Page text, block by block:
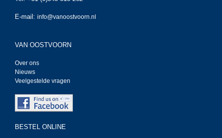
E-mail: info@vanoostvoorn.nl
VAN OOSTVOORN
Over ons
Nieuws
Veelgestelde vragen
BESTEL ONLINE